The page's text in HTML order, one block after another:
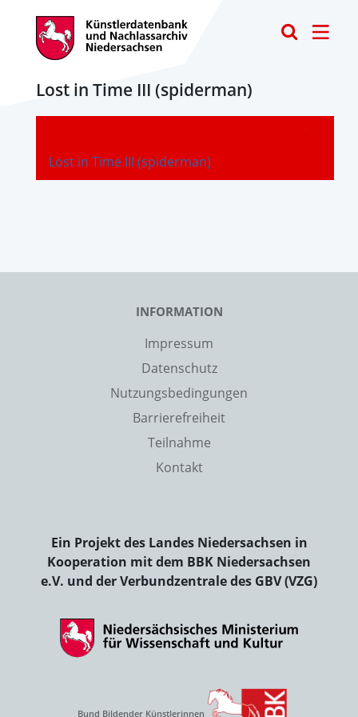
Lost in Time III (spiderman)
Lost in Time III (spiderman)
-
INFORMATION
Impressum
Datenschutz
Nutzungsbedingungen
Barrierefreiheit
Teilnahme
Kontakt
Ein Projekt des Landes Niedersachsen in
Kooperation mit dem BBK Niedersachsen
e.V. und der Verbundzentrale des GBV (VZG)
Bund Bildender Künstlerinnen